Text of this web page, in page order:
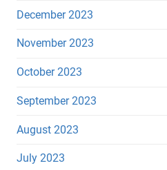
December 2023
November 2023
October 2023
September 2023
August 2023
July 2023